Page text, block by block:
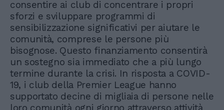
consentire ai club di concentrare i propri
sforzi e sviluppare programmi di
sensibilizzazione significativi per aiutare le
comunità, comprese le persone più
bisognose. Questo finanziamento consentirà
un sostegno sia immediato che a più lungo
termine durante la crisi. In risposta a COVID-
19, i club della Premier League hanno
supportato decine di migliaia di persone nelle
loro comunità ogni giorno attraverso attività